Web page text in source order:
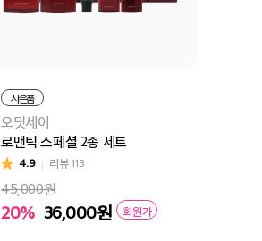
사은품
오딧세이
로맨틱 스페셜 2종 세트
4.9 리뷰113
45,000원
20% 36,000원 회원가